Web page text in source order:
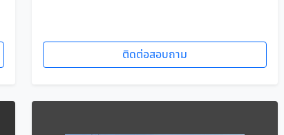
ติดต่อสอบถาม